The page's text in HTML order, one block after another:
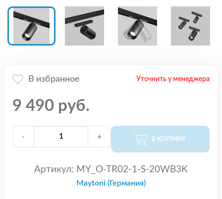
В избранное Уточнить у менеджера
9 490 руб.
- + В КОРЗИНУ
Артикул: MY_O-TR02-1-S-20WB3K
Maytoni (Германия)